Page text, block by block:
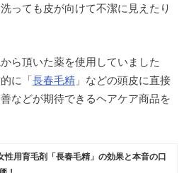
っても皮が向けて不潔に見えたり
ら頂いた薬を使用していました
に「長春毛精」などの頭皮に直接
などが期待できるヘアケア商品を
性用育毛剤「長春毛精」の効果と本音の口